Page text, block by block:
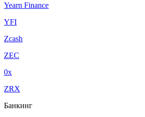
Yearn Finance
YFI
Zcash
ZEC
0x
ZRX
Банкинг